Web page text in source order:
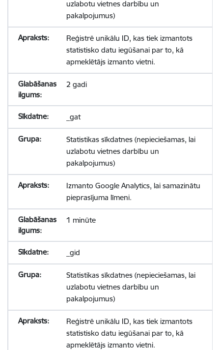
uzlabotu vietnes darbību un
pakalpojumus)
Reģistrē unikālu ID, kas tiek izmantots
statistisko datu iegūšanai par to, kā
apmeklētājs izmanto vietni.
2 gadi
_gat
Statistikas sīkdatnes (nepieciešamas, lai
uzlabotu vietnes darbību un
pakalpojumus)
Izmanto Google Analytics, lai samazinātu
pieprasījuma līmeni.
1 minūte
_gid
Statistikas sīkdatnes (nepieciešamas, lai
uzlabotu vietnes darbību un
pakalpojumus)
Reģistrē unikālu ID, kas tiek izmantots
statistisko datu iegūšanai par to, kā
apmeklētājs izmanto vietni.